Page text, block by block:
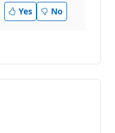
Yes No